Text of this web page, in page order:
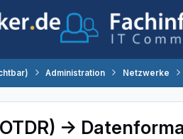
Administration Netzwerke
->